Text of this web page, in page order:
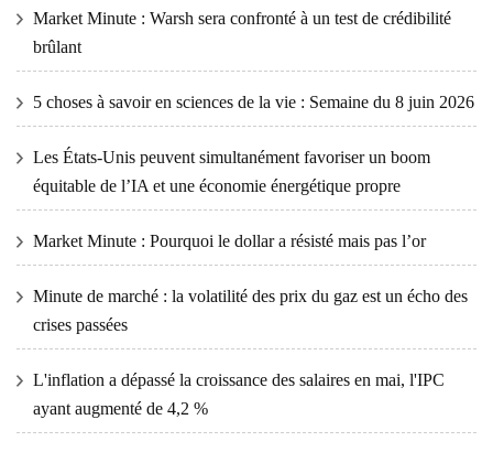
Market Minute : Warsh sera confronté à un test de crédibilité
brûlant
5 choses à savoir en sciences de la vie : Semaine du 8 juin 2026
Les États-Unis peuvent simultanément favoriser un boom
équitable de l’IA et une économie énergétique propre
Market Minute : Pourquoi le dollar a résisté mais pas l’or
Minute de marché : la volatilité des prix du gaz est un écho des
crises passées
L'inflation a dépassé la croissance des salaires en mai, l'IPC
ayant augmenté de 4,2 %